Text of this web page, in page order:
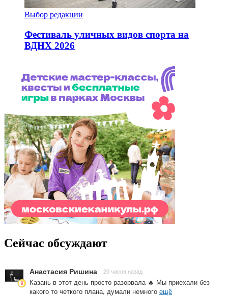
Выбор редакции
Фестиваль уличных видов спорта на
ВДНХ 2026
Сейчас обсуждают
Анастасия Ришина 20 часов назад
Казань в этот день просто разорвала 🔥 Мы приехали без
какого то четкого плана, думали немного ещё